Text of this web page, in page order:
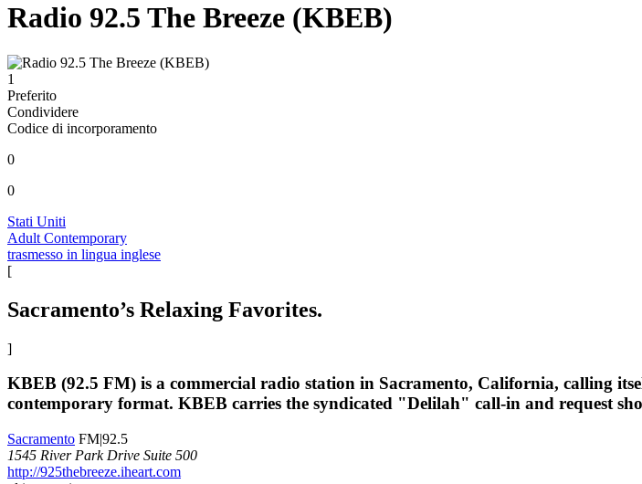
Radio 92.5 The Breeze (KBEB)
1
Preferito
Condividere
Codice di incorporamento
0
0
Stati Uniti
Adult Contemporary
trasmesso in lingua inglese
[
Sacramento’s Relaxing Favorites.
]
KBEB (92.5 FM) is a commercial radio station in Sacramento, California, calling
contemporary format. KBEB carries the syndicated "Delilah" call-in and request
Sacramento FM|92.5
1545 River Park Drive Suite 500
http://925thebreeze.iheart.com